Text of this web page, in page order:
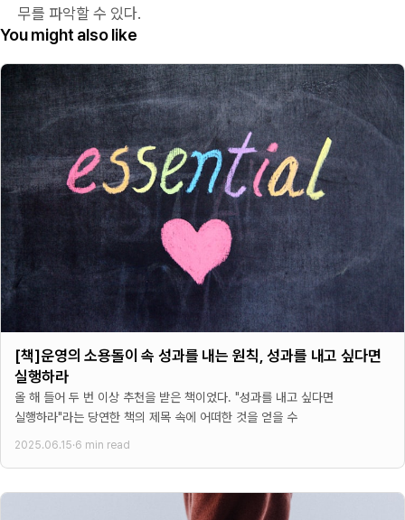
무를 파악할 수 있다.
You might also like
[책]운영의 소용돌이 속 성과를 내는 원칙, 성과를 내고 싶다면
실행하라
올 해 들어 두 번 이상 추천을 받은 책이었다. "성과를 내고 싶다면
실행하라"라는 당연한 책의 제목 속에 어떠한 것을 얻을 수
2025.06.15·6 min read